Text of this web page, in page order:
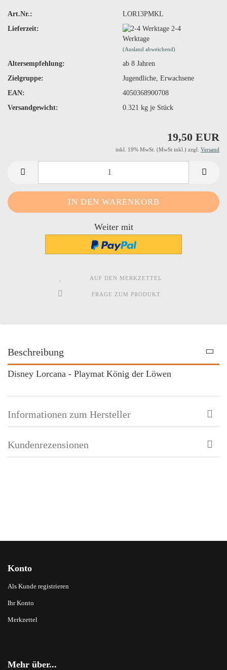
Art.Nr.:
LOR13PMKL
Lieferzeit:
2-4
Werktage
(Ausland abweichend)
Altersempfehlung:
ab 8 Jahren
Zielgruppe:
Jugendliche, Erwachsene
EAN:
4050368900708
Versandgewicht:
0.321 kg je Stück
19,50 EUR
inkl. 19% MwSt. (MwSt inkl.) zzgl. Versand
Weiter mit
AUF DEN MERKZETTEL
FRAGE ZUM PRODUKT
Beschreibung
Disney Lorcana - Playmat König der Löwen
Informationen zum Hersteller
Kundenrezensionen
Konto
Als Kunde registrieren
Ihr Konto
Merkzettel
Mehr über...